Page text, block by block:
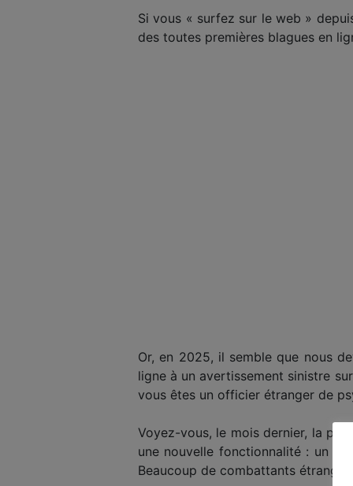
Si vous « surfez sur le web »
des toutes premières blagues en
Or, en 2025, il semble que nous
ligne à un avertissement sinistre
vous êtes un officier étranger de
Voyez-vous, le mois dernier, la
une nouvelle fonctionnalité : un
Beaucoup de combattants